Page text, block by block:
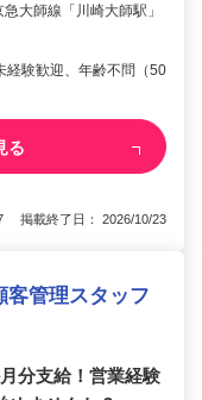
大師線「川崎大師駅」
験歓迎、年齢不問（50
る
掲載終了日： 2026/10/23
客管理スタッフ
分支給！営業経験